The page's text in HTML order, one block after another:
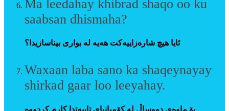
Ma leedahay khibrad shaqo oo ku
saabsan dhismaha?
ئایا هیچ شارەزاییەکت هەیە لە بواری بیناسازیدا؟
Waxaan laba sano ka shaqeynayay
shirkad gaar loo leeyahay.
بۆ ماوەی دووساڵ لە کۆمپانیای تایبەتدا کارم کردووە